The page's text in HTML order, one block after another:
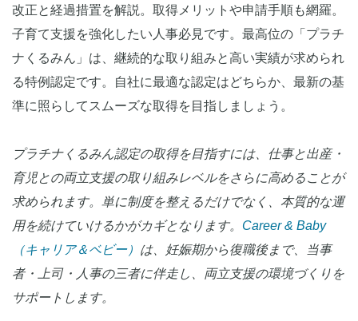
改正と経過措置を解説。取得メリットや申請手順も網羅。
子育て支援を強化したい人事必見です。最高位の「プラチ
ナくるみん」は、継続的な取り組みと高い実績が求められ
る特例認定です。自社に最適な認定はどちらか、最新の基
準に照らしてスムーズな取得を目指しましょう。
プラチナくるみん認定の取得を目指すには、仕事と出産・
育児との両立支援の取り組みレベルをさらに高めることが
求められます。単に制度を整えるだけでなく、本質的な運
用を続けていけるかがカギとなります。 Career & Baby
（キャリア＆ベビー） は、妊娠期から復職後まで、当事
者・上司・人事の三者に伴走し、両立支援の環境づくりを
サポートします。